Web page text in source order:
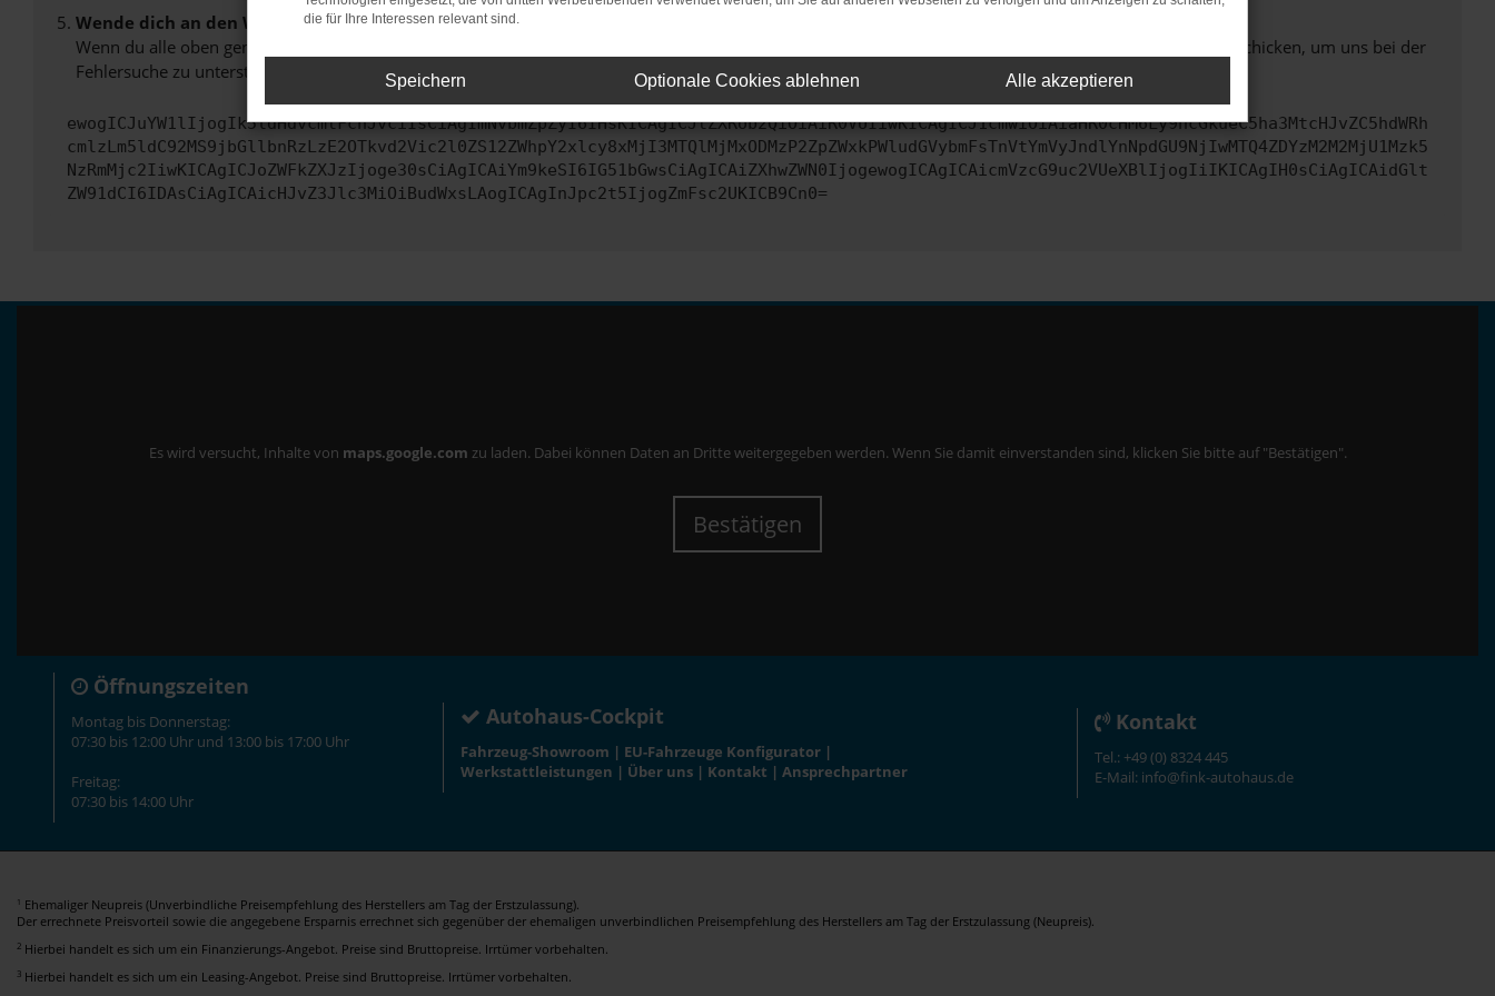
Wende dich an den Webseitenbetreiber.
Wenn du alle oben genannten Schritte versucht hast, kontaktiere uns bitte. Wir werden versuchen, das Problem zu beheben. Du kannst uns diesen Text schicken, um uns bei der
Fehlersuche zu unterstützen:
ewogICJuYW1lIjogIk5ldHdvcmtFcnJvciIsCiAgImNvbmZpZyI6IHsKICAgICJtZXRob2QiOiAiR0VUIiwKICAgICJ1cmwiOiAiaHR0cHM6Ly9hcGkueC5ha3MtcHJvZC5hdWRh
cmlzLm5ldC92MS9jbGllbnRzLzE2OTkvd2Vic2l0ZS12ZWhpY2xlcy8xMjI3MTQlMjMxODMzP2ZpZWxkPWludGVybmFsTnVtYmVyJndlYnNpdGU9NjIwMTQ4ZDYzM2M2MjU1Mzk5
NzRmMjc2IiwKICAgICJoZWFkZXJzIjoge30sCiAgICAiYm9keSI6IG51bGwsCiAgICAiZXhwZWN0IjogewogICAgICAicmVzcG9uc2VUeXBlIjogIiIKICAgIH0sCiAgICAidGlt
ZW91dCI6IDAsCiAgICAicHJvZ3Jlc3MiOiBudWxsLAogICAgInJpc2t5IjogZmFsc2UKICB9Cn0=
Es wird versucht, Inhalte von maps.google.com zu laden. Dabei können Daten an Dritte weitergegeben werden. Wenn Sie damit einverstanden sind, klicken Sie bitte auf "Bestätigen".
Bestätigen
Öffnungszeiten
Montag bis Donnerstag:
07:30 bis 12:00 Uhr und 13:00 bis 17:00 Uhr
Freitag:
07:30 bis 14:00 Uhr
Autohaus-Cockpit
Fahrzeug-Showroom | EU-Fahrzeuge Konfigurator |
Werkstattleistungen | Über uns | Kontakt |Ansprechpartner
Kontakt
Tel.: +49 (0) 8324 445
E-Mail: info@fink-autohaus.de
1 Ehemaliger Neupreis (Unverbindliche Preisempfehlung des Herstellers am Tag der Erstzulassung).
Der errechnete Preisvorteil sowie die angegebene Ersparnis errechnet sich gegenüber der ehemaligen unverbindlichen Preisempfehlung des Herstellers am Tag der Erstzulassung (Neupreis).
2 Hierbei handelt es sich um ein Finanzierungs-Angebot. Preise sind Bruttopreise. Irrtümer vorbehalten.
3 Hierbei handelt es sich um ein Leasing-Angebot. Preise sind Bruttopreise. Irrtümer vorbehalten.
die für Ihre Interessen relevant sind.
Speichern Optionale Cookies ablehnen Alle akzeptieren